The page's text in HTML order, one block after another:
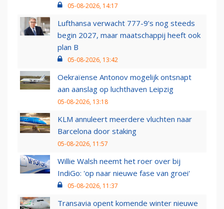
05-08-2026, 14:17
Lufthansa verwacht 777-9’s nog steeds
begin 2027, maar maatschappij heeft ook
plan B
05-08-2026, 13:42
Oekraïense Antonov mogelijk ontsnapt
aan aanslag op luchthaven Leipzig
05-08-2026, 13:18
KLM annuleert meerdere vluchten naar
Barcelona door staking
05-08-2026, 11:57
Willie Walsh neemt het roer over bij
IndiGo: 'op naar nieuwe fase van groei'
05-08-2026, 11:37
Transavia opent komende winter nieuwe